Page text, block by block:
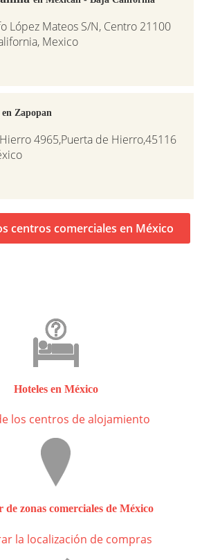
López Mateos S/N, Centro 21100
Mexico
en Zapopan
4965,Puerta de Hierro,45116
centros comerciales en México
Hoteles en México
los centros de alojamiento
de zonas comerciales de México
la localización de compras